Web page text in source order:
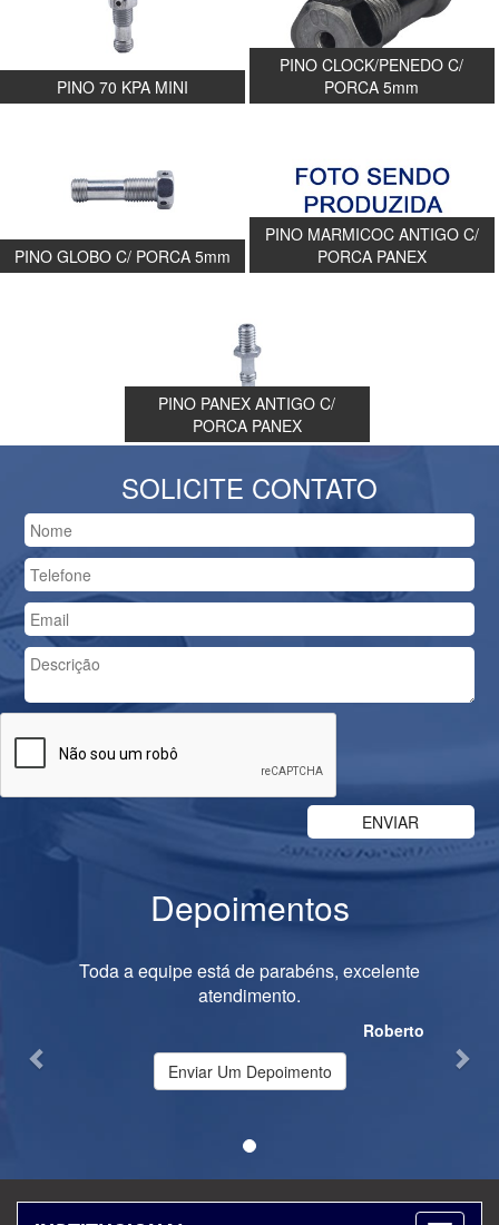
PINO 70 KPA MINI
PINO CLOCK/PENEDO C/
PORCA 5mm
PINO GLOBO C/ PORCA 5mm
PINO MARMICOC ANTIGO C/
PORCA PANEX
PINO PANEX ANTIGO C/
PORCA PANEX
SOLICITE CONTATO
Depoimentos
Toda a equipe está de parabéns, excelente
atendimento.
Roberto
Enviar Um Depoimento